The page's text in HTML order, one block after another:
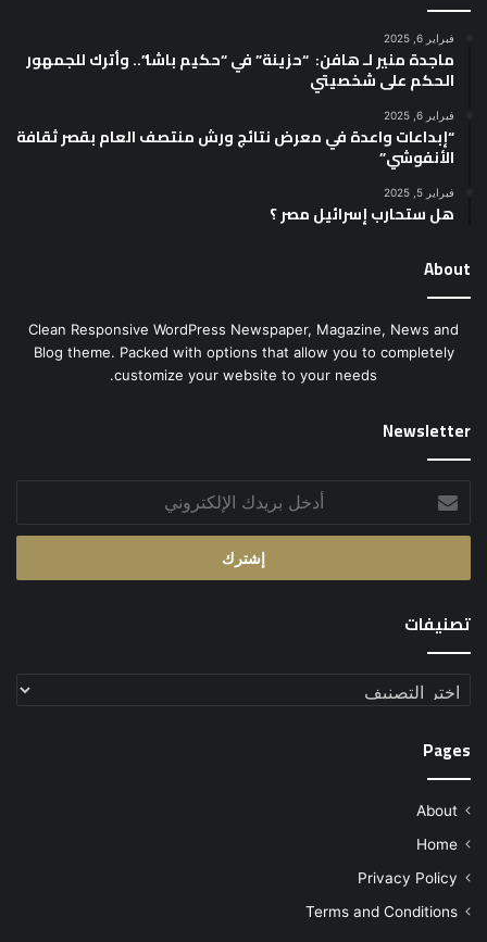
فبراير 6, 2025
ماجدة منير لـ هافن: “حزينة” في “حكيم باشا”.. وأترك للجمهور
الحكم على شخصيتي
فبراير 6, 2025
“إبداعات واعدة في معرض نتائج ورش منتصف العام بقصر ثقافة
الأنفوشي”
فبراير 5, 2025
هل ستحارب إسرائيل مصر ؟
About
Clean Responsive WordPress Newspaper, Magazine, News and
Blog theme. Packed with options that allow you to completely
customize your website to your needs.
Newsletter
بريدك
الإلكتروني
تصنيفات
تصنيفات
Pages
About
Home
Privacy Policy
Terms and Conditions